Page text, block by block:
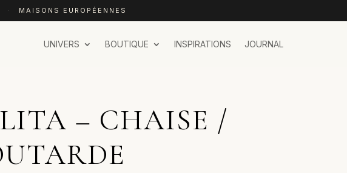
· MAISONS EUROPÉENNES
UNIVERS BOUTIQUE INSPIRATIONS JOURNAL
– CHAISE /